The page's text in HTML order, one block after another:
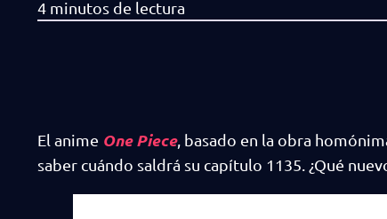
El anime One Piece, basado en la obra
saber cuándo saldrá su capítulo 1135. ¿Qué